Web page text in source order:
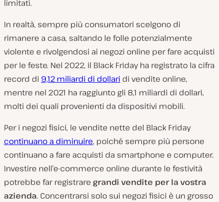
limitati.
In realtà, sempre più consumatori scelgono di
rimanere a casa, saltando le folle potenzialmente
violente e rivolgendosi ai negozi online per fare acquisti
per le feste. Nel 2022, il Black Friday ha registrato la cifra
record di 9,12 miliardi di dollari di vendite online,
mentre nel 2021 ha raggiunto gli 8,1 miliardi di dollari,
molti dei quali provenienti da dispositivi mobili.
Per i negozi fisici, le vendite nette del Black Friday
continuano a diminuire, poiché sempre più persone
continuano a fare acquisti da smartphone e computer.
Investire nell’e-commerce online durante le festività
potrebbe far registrare grandi vendite per la vostra
azienda. Concentrarsi solo sui negozi fisici è un grosso